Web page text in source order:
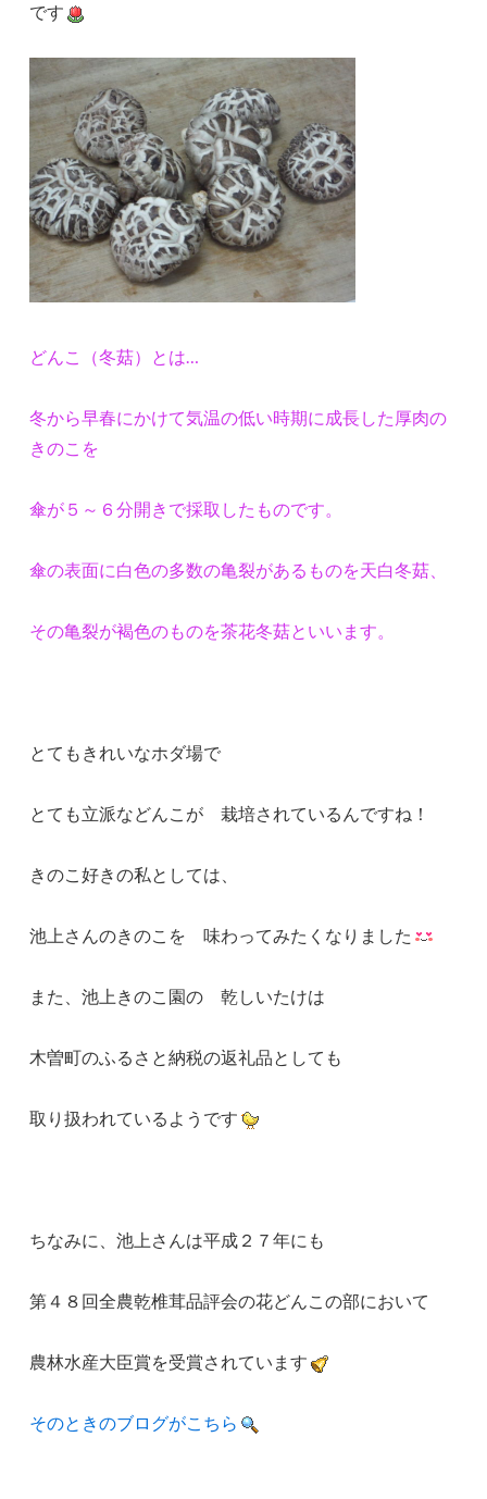
です
どんこ（冬菇）とは…
冬から早春にかけて気温の低い時期に成長した厚肉の
きのこを
傘が５～６分開きで採取したものです。
傘の表面に白色の多数の亀裂があるものを天白冬菇、
その亀裂が褐色のものを茶花冬菇といいます。
とてもきれいなホダ場で
とても立派などんこが 栽培されているんですね！
きのこ好きの私としては、
池上さんのきのこを 味わってみたくなりました
また、池上きのこ園の 乾しいたけは
木曽町のふるさと納税の返礼品としても
取り扱われているようです
ちなみに、池上さんは平成２７年にも
第４８回全農乾椎茸品評会の花どんこの部において
農林水産大臣賞を受賞されています
そのときのブログがこちら